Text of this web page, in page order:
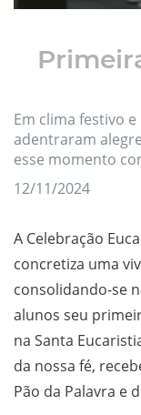
Em clima festivo
adentraram
esse momento
12/11/2024
A Celebração
concretiza uma
consolidando-se
alunos seu
na Santa
da nossa fé,
Pão da Palavra e